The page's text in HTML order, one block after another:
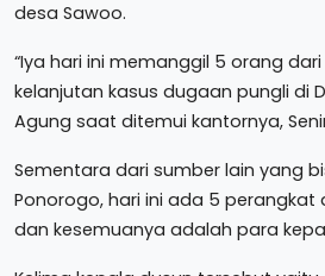
desa Sawoo.
“Iya hari ini memanggil 5 orang
kelanjutan kasus dugaan pungli di
Agung saat ditemui kantornya,
Sementara dari sumber lain yang
Ponorogo, hari ini ada 5 perangkat
dan kesemuanya adalah para